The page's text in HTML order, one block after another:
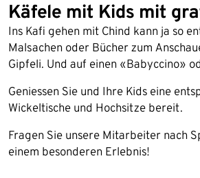
Käfele mit Kids mit
Ins Kafi gehen mit Chind kann ja so
Malsachen oder Bücher zum
Gipfeli. Und auf einen «Babyccino»
Geniessen Sie und Ihre Kids eine
Wickeltische und Hochsitze bereit.
Fragen Sie unsere Mitarbeiter nach
einem besonderen Erlebnis!